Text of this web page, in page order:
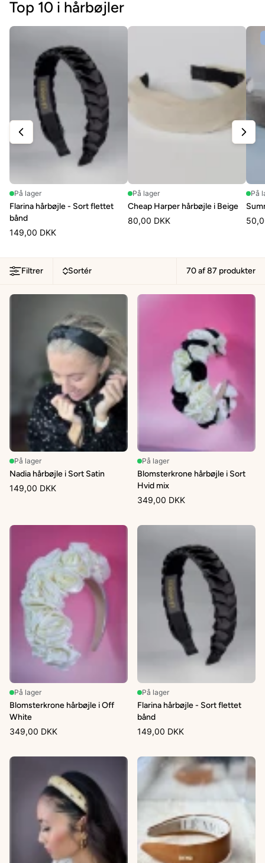
Top 10 i hårbøjler
På lager
Flarina hårbøjle - Sort flettet
bånd
149,00 DKK
På lager
Cheap Harper hårbøjle i Beige
80,00 DKK
På
Filtrer Sortér 70 af87 produkter
På lager
Nadia hårbøjle i Sort Satin
149,00 DKK
På lager
Blomsterkrone hårbøjle i Sort
Hvid mix
349,00 DKK
På lager
Blomsterkrone hårbøjle i Off
White
349,00 DKK
På lager
Flarina hårbøjle - Sort flettet
bånd
149,00 DKK